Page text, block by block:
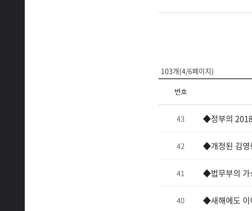
103개(4/6페이지)
번호
43 ◆정부의
42 ◆개정된 김영
41 ◆법무부의 가
40 ◆새해에도 이